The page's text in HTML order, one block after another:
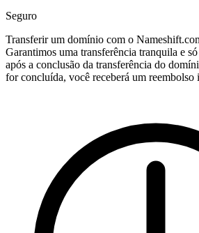
Seguro
Transferir um domínio com o
Garantimos uma transferência tranquila e
após a conclusão da transferência do
for concluída, você receberá um reembolso